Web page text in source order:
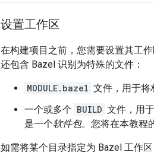
设置工作区
在构建项目之前，您需要设置其工
还包含 Bazel 识别为特殊的文件：
MODULE.bazel 文件，用于将
一个或多个 BUILD 文件，用
是一个软件包。您将在本教程
如需将某个目录指定为 Bazel 工作